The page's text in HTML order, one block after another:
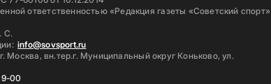
ответственностью «Редакция газеты «Советский спорт»
С.
info@sovsport.ru
Москва, вн.тер.г. Муниципальный округ Коньково, ул.
00